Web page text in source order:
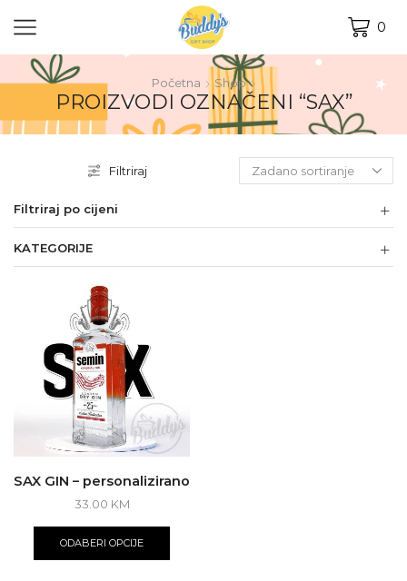
0
Početna Shop
PROIZVODI OZNAČENI “SAX”
Filtriraj
Filtriraj po cijeni
KATEGORIJE
SAX GIN – personalizirano
33.00 KM
ODABERI OPCIJE